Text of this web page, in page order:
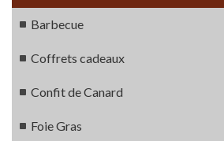
Barbecue
Coffrets cadeaux
Confit de Canard
Foie Gras